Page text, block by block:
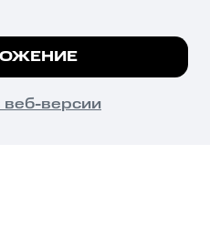
причиняет вред здоровью,
и влечёт установленную
на сайте все
веб-версии